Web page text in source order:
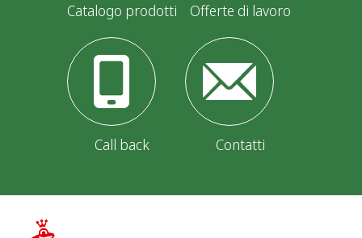
Catalogo prodotti Offerte di lavoro
Call back Contatti